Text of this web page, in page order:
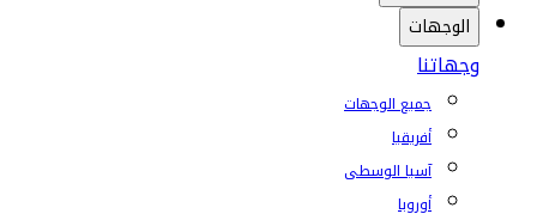
الوجهات
وجهاتنا
جميع الوجهات
أفريقيا
آسيا الوسطى
أوروبا